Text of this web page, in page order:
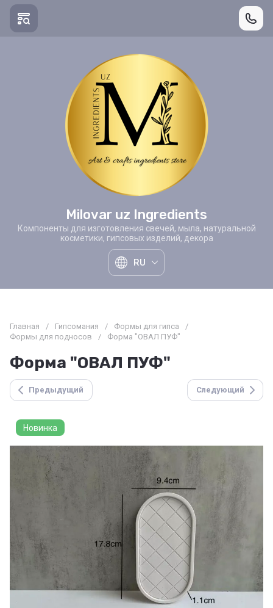
Milovar uz Ingredients
Компоненты для изготовления свечей, мыла, натуральной
косметики, гипсовых изделий, декора
RU
Главная / Гипсомания / Формы для гипса
/
Формы для подносов
/ Форма "ОВАЛ ПУФ"
Форма "ОВАЛ ПУФ"
Предыдущий Следующий
Новинка